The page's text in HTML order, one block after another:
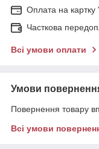
Оплата на
Часткова
Всі умови оплати
Умови
Повернення товару
Всі умови